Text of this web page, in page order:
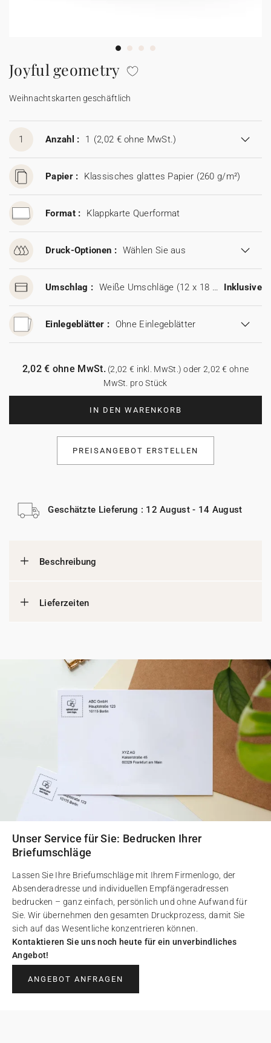
Aufkleber
Joyful geometry
Weihnachtskarten geschäftlich
1 Anzahl : 1 (2,02 € ohne MwSt.)
Papier : Klassisches glattes Papier (260 g/m²)
Format : Klappkarte Querformat
Druck-Optionen : Wählen Sie aus
Umschlag : Weiße Umschläge (12 x 18 cm) Inklusive
Einlegeblätter : Ohne Einlegeblätter
IN DEN WARENKORB
2,02 € ohne MwSt.(2,02 € inkl. MwSt.) oder 2,02 € ohne
MwSt. pro Stück
PREISANGEBOT ERSTELLEN
Geschätzte Lieferung : 12 August - 14 August
Beschreibung
Lieferzeiten
Unser Service für Sie: Bedrucken Ihrer
Briefumschläge
Lassen Sie Ihre Briefumschläge mit Ihrem Firmenlogo, der
Absenderadresse und individuellen Empfängeradressen
bedrucken – ganz einfach, persönlich und ohne Aufwand für
Sie. Wir übernehmen den gesamten Druckprozess, damit Sie
sich auf das Wesentliche konzentrieren können.
Kontaktieren Sie uns noch heute für ein unverbindliches
Angebot!
ANGEBOT ANFRAGEN